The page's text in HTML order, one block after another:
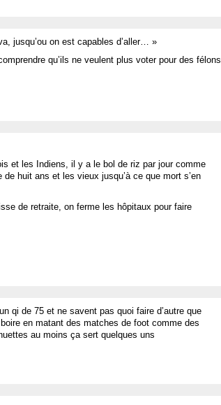
jusqu’ou on est capables d’aller… »
qu’ils ne veulent plus voter pour des félons
et les Indiens, il y a le bol de riz par jour comme
huit ans et les vieux jusqu’à ce que mort s’en
de retraite, on ferme les hôpitaux pour faire
qi de 75 et ne savent pas quoi faire d’autre que
en matant des matches de foot comme des
au moins ça sert quelques uns